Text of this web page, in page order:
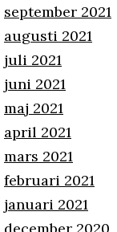
september 2021
augusti 2021
juli 2021
juni 2021
maj 2021
april 2021
mars 2021
februari 2021
januari 2021